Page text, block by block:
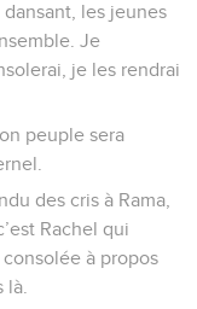
les jeunes
Je
je les rendrai
peuple sera
des cris à Rama,
Rachel qui
à propos
là.